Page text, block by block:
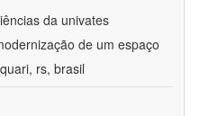
da univates
de um espaço
rs, brasil